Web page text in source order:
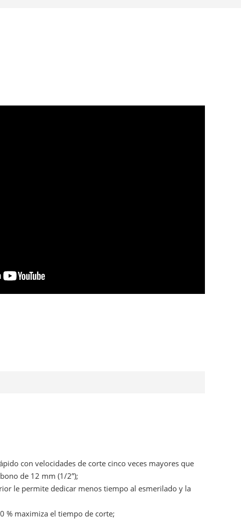
con velocidades de corte cinco veces mayores que
de 12 mm (1/2”);
le permite dedicar menos tiempo al esmerilado y la
% maximiza el tiempo de corte;